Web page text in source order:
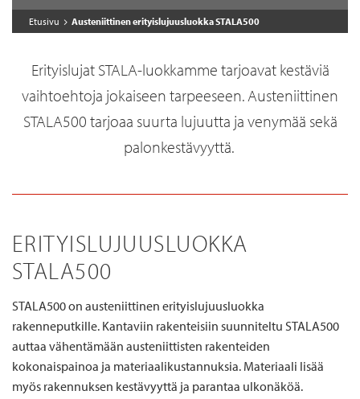
Etusivu Austeniittinen erityislujuusluokka STALA500
Erityislujat STALA-luokkamme tarjoavatkestäviä
vaihtoehtoja jokaiseen tarpeeseen. Austeniittinen
STALA500 tarjoaa suurta lujuutta ja venymää sekä
palonkestävyyttä.
ERITYISLUJUUSLUOKKA
STALA500
STALA500 on austeniittinen erityislujuusluokka
rakenneputkille. Kantaviin rakenteisiin suunniteltu STALA500
auttaa vähentämään austeniittisten rakenteiden
kokonaispainoa ja materiaalikustannuksia. Materiaali lisää
myös rakennuksen kestävyyttä ja parantaa ulkonäköä.